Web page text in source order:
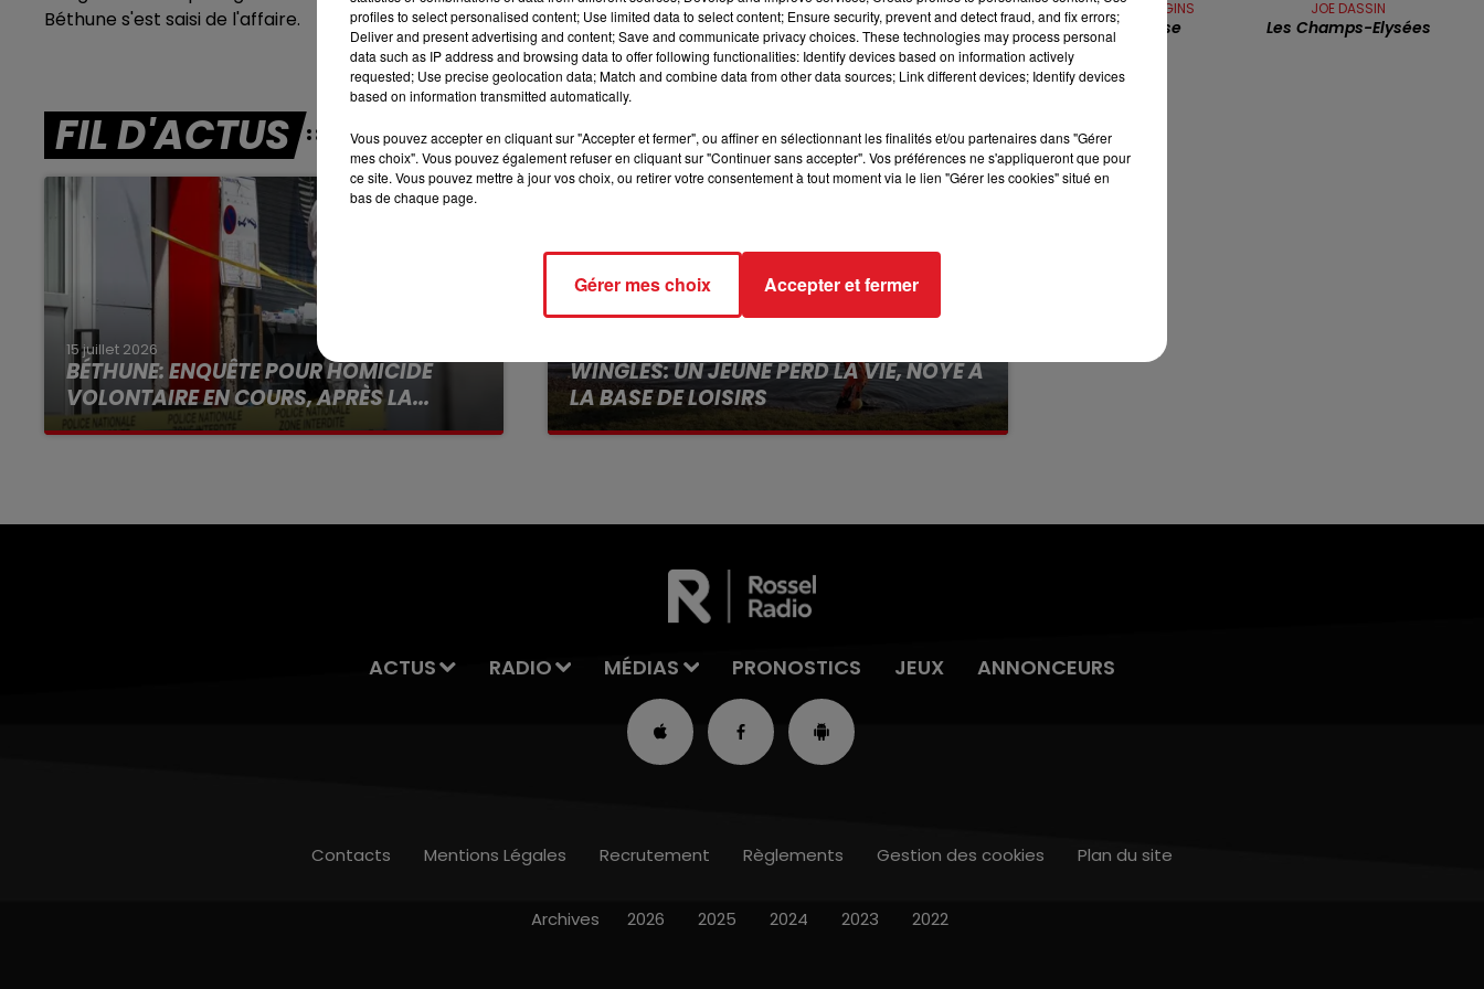
10h00 - 12h00
RDL WEEKEND
7h00 - 10h00
RDL WEEK-END
Béthune s'est saisi de l'affaire.
FIL D'ACTUS
15 juillet 2026
BÉTHUNE: ENQUÊTE POUR HOMICIDE
VOLONTAIRE EN COURS, APRÈS LA...
Selon les premiers éléments, le logement
WINGLES: UN JEUNE PERD LA VIE, NOYÉ À
LA BASE DE LOISIRS
La victime a coulé à pic
KENNY LOGGINS
Footloose
JOE DASSIN
Les Champs-Elysées
ACTUS RADIO MÉDIAS PRONOSTICS JEUX ANNONCEURS
Contacts Mentions Légales Recrutement Règlements Gestion des cookies Plan du site
Archives 2026 2025 2024 2023 2022
profiles to select personalised content; Use limited data to select content; Ensure security, prevent and detect fraud, and fix errors;
Deliver and present advertising and content; Save and communicate privacy choices. These technologies may process personal
data such as IP address and browsing data to offer following functionalities: Identify devices based on information actively
requested; Use precise geolocation data; Match and combine data from other data sources; Link different devices; Identify devices
based on information transmitted automatically.
Vous pouvez accepter en cliquant sur "Accepter et fermer", ou affiner en sélectionnant les finalités et/ou partenaires dans "Gérer
mes choix". Vous pouvez également refuser en cliquant sur "Continuer sans accepter". Vos préférences ne s'appliqueront que pour
ce site. Vous pouvez mettre à jour vos choix, ou retirer votre consentement à tout moment via le lien "Gérer les cookies" situé en
bas de chaque page.
Gérer mes choix Accepter et fermer